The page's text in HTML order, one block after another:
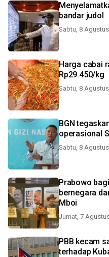
bandar judol
Sabtu, 8
Harga cabai
Rp29.450/kg
Sabtu, 8
BGN
operasional
Sabtu, 8
Prabowo
bernegara
Mboi
Jumat, 7
PBB kecam
terhadap